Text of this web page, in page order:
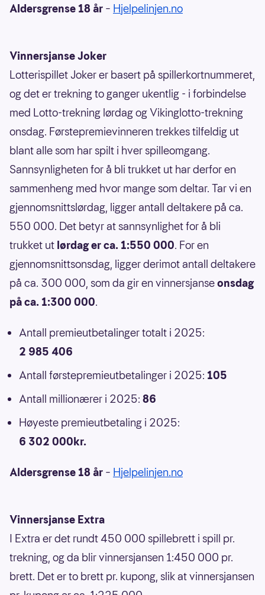
Aldersgrense 18 år – Hjelpelinjen.no
Vinnersjanse Joker
Lotterispillet Joker er basert på spillerkortnummeret,
og det er trekning to ganger ukentlig - i forbindelse
med Lotto-trekning lørdag og Vikinglotto-trekning
onsdag. Førstepremievinneren trekkes tilfeldig ut
blant alle som har spilt i hver spilleomgang.
Sannsynligheten for å bli trukket ut har derfor en
sammenheng med hvor mange som deltar. Tar vi en
gjennomsnittslørdag, ligger antall deltakere på ca.
550 000. Det betyr at sannsynlighet for å bli
trukket ut lørdag er ca. 1:550 000. For en
gjennomsnittsonsdag, ligger derimot antall deltakere
på ca. 300 000, som da gir en vinnersjanseonsdag
på ca. 1:300 000.
Antall premieutbetalinger totalt i 2025:
2 985 406
Antall førstepremieutbetalinger i 2025: 105
Antall millionærer i 2025: 86
Høyeste premieutbetaling i 2025:
6 302 000kr.
Aldersgrense 18 år – Hjelpelinjen.no
Vinnersjanse Extra
I Extra er det rundt 450 000 spillebrett i spill pr.
trekning, og da blir vinnersjansen 1:450 000 pr.
brett. Det er to brett pr. kupong, slik at vinnersjansen